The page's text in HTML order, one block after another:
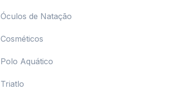
Óculos de Natação
Cosméticos
Polo Aquático
Triatlo